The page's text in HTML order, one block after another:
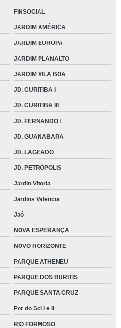
FINSOCIAL
JARDIM AMÉRICA
JARDIM EUROPA
JARDIM PLANALTO
JARDIM VILA BOA
JD. CURITIBA I
JD. CURITIBA III
JD. FERNANDO I
JD. GUANABARA
JD. LAGEADO
JD. PETRÓPOLIS
Jardin Vitoria
Jardins Valencia
Jaó
NOVA ESPERANÇA
NOVO HORIZONTE
PARQUE ATHENEU
PARQUE DOS BURITIS
PARQUE SANTA CRUZ
Por do Sol I e II
RIO FORMOSO